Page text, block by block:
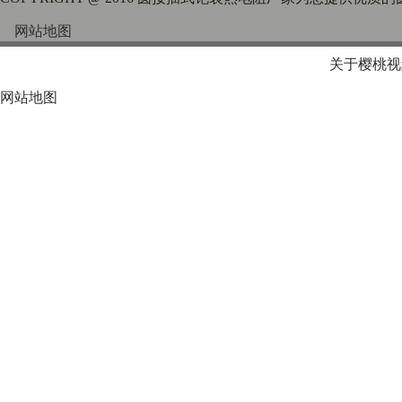
网站地图
关于樱桃
网站地图